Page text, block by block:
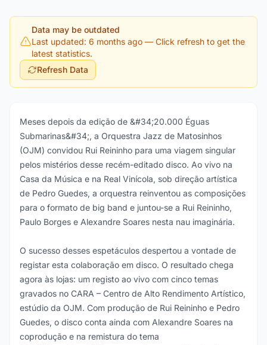
Data may be outdated
Last updated: 6 months ago — Click refresh to get the
latest statistics.
Refresh Data
Meses depois da edição de &#34;20.000 Éguas
Submarinas&#34;, a Orquestra Jazz de Matosinhos
(OJM) convidou Rui Reininho para uma viagem singular
pelos mistérios desse recém-editado disco. Ao vivo na
Casa da Música e na Real Vinícola, sob direção artística
de Pedro Guedes, a orquestra reinventou as composições
para o formato de big band e juntou-se a Rui Reininho,
Paulo Borges e Alexandre Soares nesta nau imaginária.
O sucesso desses espetáculos despertou a vontade de
registar esta colaboração em disco. O resultado chega
agora às lojas: um registo ao vivo com cinco temas
gravados no CARA – Centro de Alto Rendimento Artístico,
estúdio da OJM. Com produção de Rui Reininho e Pedro
Guedes, o disco conta ainda com Alexandre Soares na
coprodução e na remistura do tema